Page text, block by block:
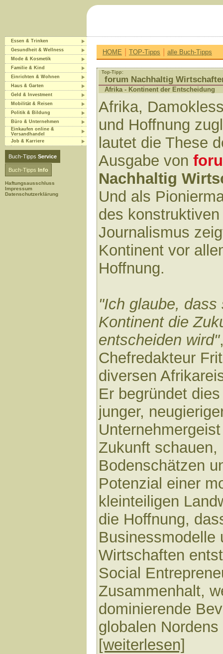
Essen & Trinken
Gesundheit & Wellness
Mode & Kosmetik
Familie & Kind
Einrichten & Wohnen
Haus & Garten
Geld & Investment
Mobilität & Reisen
Politik & Bildung
Büro & Unternehmen
Einkaufen online &
Versandhandel
Job & Karriere
Buch-Tipps Service
Buch-Tipps Info
Haftungsausschluss
Impressum
Datenschutzerklärung
HOME | TOP-Tipps | alle Buch-Tipps
Top-Tipp:
forum Nachhaltig
Afrika - Kontinent der Entscheidung
Afrika,
und Hoffnung
lautet die These
Ausgabe von
Nachhaltig
Und als
des konstruktiven
Journalismus
Kontinent vor
Hoffnung.
"Ich glaube,
Kontinent die
entscheiden wird"
Chefredakteur
diversen
Er begründet
junger,
Zukunft
Bodenschätzen
Potenzial einer
kleinteiligen
die Hoffnung,
Businessmodelle
Wirtschaften
Social
Zusammenhalt,
dominierende
globalen
[weiterlesen]